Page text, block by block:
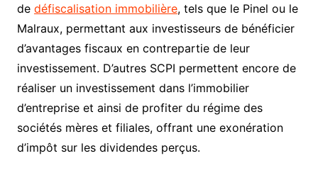
de défiscalisation immobilière, tels que le Pinel ou le
Malraux, permettant aux investisseurs de bénéficier
d’avantages fiscaux en contrepartie de leur
investissement. D’autres SCPI permettent encore de
réaliser un investissement dans l’immobilier
d’entreprise et ainsi de profiter du régime des
sociétés mères et filiales, offrant une exonération
d’impôt sur les dividendes perçus.